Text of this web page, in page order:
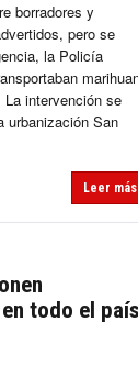
borradores y
pero se
la Policía
intervención se
urbanización San
Leer más
todo el país